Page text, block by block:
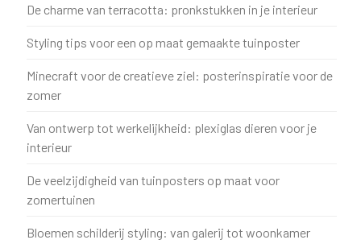
De charme van terracotta: pronkstukken in je interieur
Styling tips voor een op maat gemaakte tuinposter
Minecraft voor de creatieve ziel: posterinspiratie voor de
zomer
Van ontwerp tot werkelijkheid: plexiglas dieren voor je
interieur
De veelzijdigheid van tuinposters op maat voor
zomertuinen
Bloemen schilderij styling: van galerij tot woonkamer